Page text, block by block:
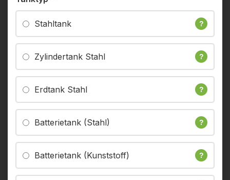
Stahltank ?
Zylindertank Stahl ?
Erdtank Stahl ?
Batterietank (Stahl) ?
Batterietank (Kunststoff) ?